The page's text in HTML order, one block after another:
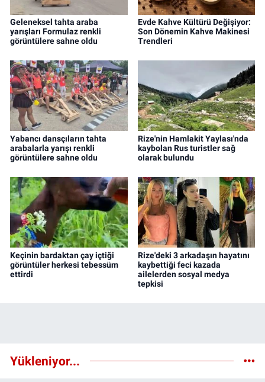
Geleneksel tahta araba
yarışları Formulaz renkli
görüntülere sahne oldu
Evde Kahve Kültürü Değişiyor:
Son Dönemin Kahve Makinesi
Trendleri
Yabancı dansçıların tahta
arabalarla yarışı renkli
görüntülere sahne oldu
Rize'nin Hamlakit Yaylası'nda
kaybolan Rus turistler sağ
olarak bulundu
Keçinin bardaktan çay içtiği
görüntüler herkesi tebessüm
ettirdi
Rize'deki 3 arkadaşın hayatını
kaybettiği feci kazada
ailelerden sosyal medya
tepkisi
Yükleniyor...